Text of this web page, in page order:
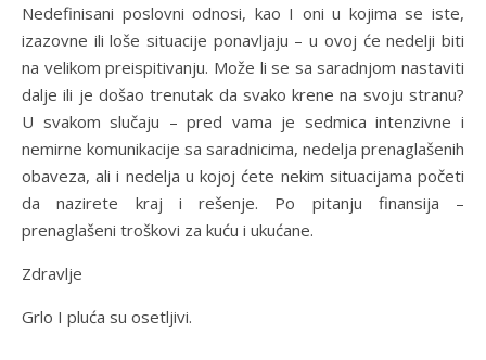
Nedefinisani poslovni odnosi, kao I oni u kojima se iste,
izazovne ili loše situacije ponavljaju – u ovoj će nedelji biti
na velikom preispitivanju. Može li se sa saradnjom nastaviti
dalje ili je došao trenutak da svako krene na svoju stranu?
U svakom slučaju – pred vama je sedmica intenzivne i
nemirne komunikacije sa saradnicima, nedelja prenaglašenih
obaveza, ali i nedelja u kojoj ćete nekim situacijama početi
da nazirete kraj i rešenje. Po pitanju finansija –
prenaglašeni troškovi za kuću i ukućane.
Zdravlje
Grlo I pluća su osetljivi.